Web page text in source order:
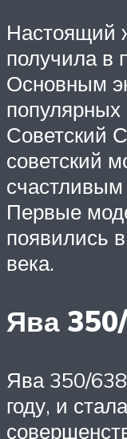
Настоящий
получила в
Основным
Советский
советский
Первые
появились
века.
Ява
Ява 350/
году, и